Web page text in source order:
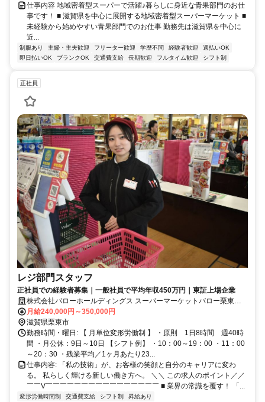
仕事内容 地域密着型スーパーで活躍♪暮らしに身近な青果部門のお仕
事です！ ■ 滋賀県を中心に展開する地域密着型スーパーマーケット ■
未経験から始めやすい青果部門でのお仕事 勤務先は滋賀県を中心に
近...
制服あり 主婦・主夫歓迎 フリーター歓迎 学歴不問 経験者歓迎
週払いOK
即日払いOK
ブランクOK 交通費支給 長期歓迎 フルタイム歓迎 シフト制
正社員
レジ部門スタッフ
正社員での経験者募集｜一般社員で平均年収450万円｜東証上場企業
株式会社バローホールディングス スーパーマーケットバロー栗東苅
原店
月給240,000円～350,000円
滋賀県栗東市
勤務時間・曜日: 【 月単位変形労働制 】 ・原則 1日8時間 週40時
間 ・月公休：9日～10日 【シフト例】 ・10：00～19：00 ・11：00
～20：30 ・残業平均／1ヶ月あたり23...
仕事内容: 「私の技術」が、お客様の笑顔と自分のキャリアに変わ
る。 私らしく輝ける新しい働き方へ。 ＼＼ この求人のポイント／／
￣￣V￣￣￣￣￣￣￣￣￣￣￣￣￣￣￣￣ ■ 業界の常識を覆す！ 「...
変形労働時間制 交通費支給 シフト制 昇給あり